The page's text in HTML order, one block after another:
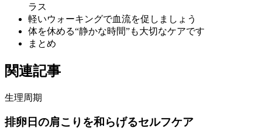
ラス
軽いウォーキングで血流を促しましょう
体を休める“静かな時間”も大切なケアです
まとめ
関連記事
生理周期
排卵日の肩こりを和らげるセルフケア